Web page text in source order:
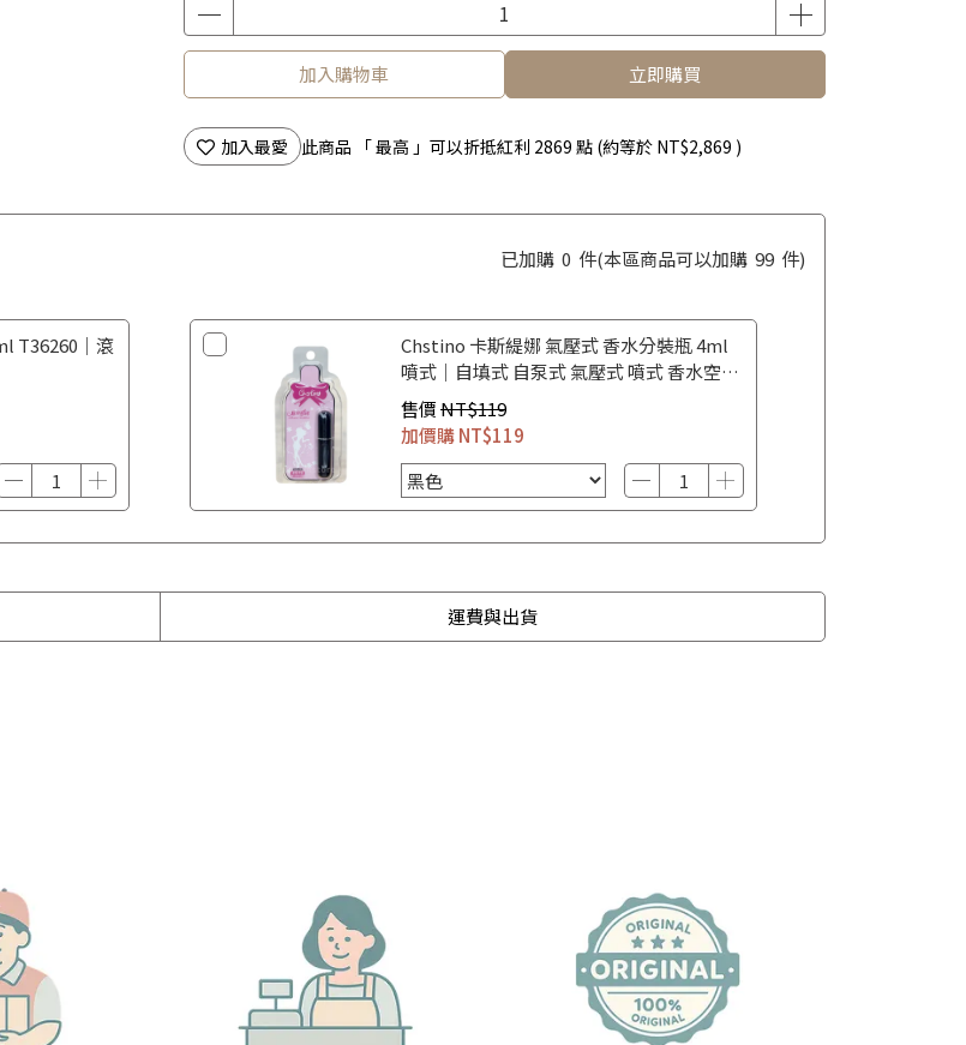
加入購物車 立即購買
加入最愛 此商品 「 最高 」可以折抵紅利 2869 點 (約等於 NT$2,869 )
已加購 0 件(本區商品可以加購 99 件)
T36260｜滾
Chstino 卡斯緹娜 氣壓式 香水分裝瓶 4ml
噴式｜自填式 自泵式 氣壓式 噴式 香水空瓶
香水攜帶瓶
售價NT$119
加價購NT$119
運費與出貨